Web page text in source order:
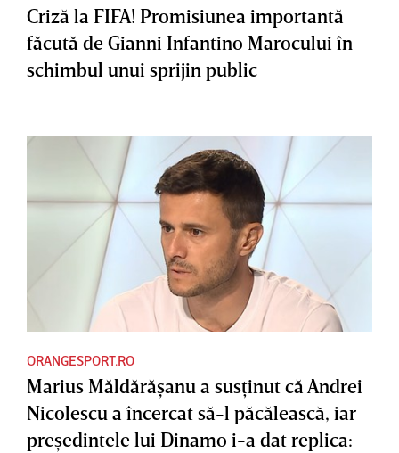
Criză la FIFA! Promisiunea importantă
făcută de Gianni Infantino Marocului în
schimbul unui sprijin public
ORANGESPORT.RO
Marius Măldărăşanu a susţinut că Andrei
Nicolescu a încercat să-l păcălească, iar
preşedintele lui Dinamo i-a dat replica: